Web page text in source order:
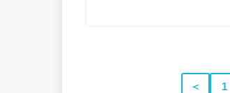
＜ 1